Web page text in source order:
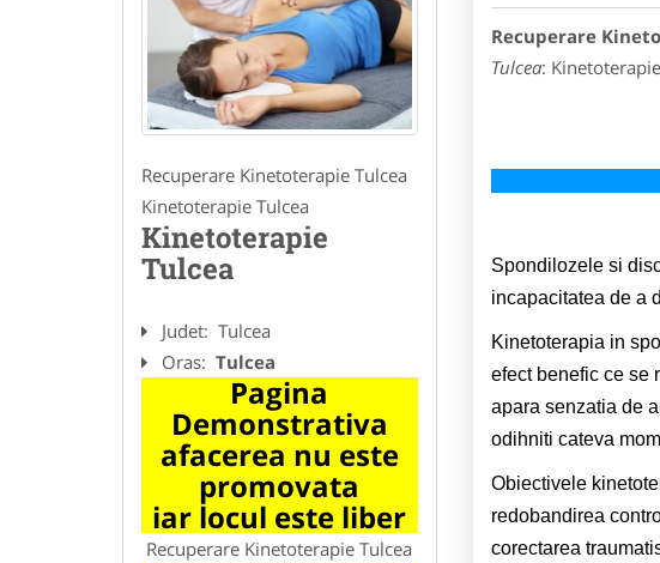
Recuperare Kinetoterapie Tulcea
Kinetoterapie Tulcea
Kinetoterapie
Tulcea
Judet: Tulcea
Oras: Tulcea
Pagina
Demonstrativa
afacerea nu este
promovata
iar locul este liber
Recuperare Kinetoterapie Tulcea
Recuperare
Tulcea:
Spondilozele si
incapacitatea de a
Kinetoterapia in
efect benefic ce se
apara senzatia de
odihniti cateva
Obiectivele
redobandirea
corectarea